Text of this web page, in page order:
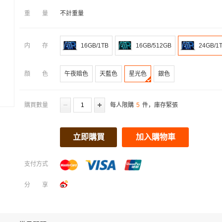
重量 不計重量
内存 16GB/1TB 16GB/512GB 24GB/
顔色 午夜暗色 天藍色 星光色 銀色
購買數量 每人限購 5 件，庫存緊張
立即購買 加入購物車
支付方式
分享